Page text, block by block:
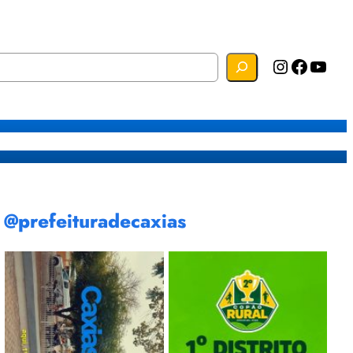
Instagram Facebook YouTube
@prefeituradecaxias